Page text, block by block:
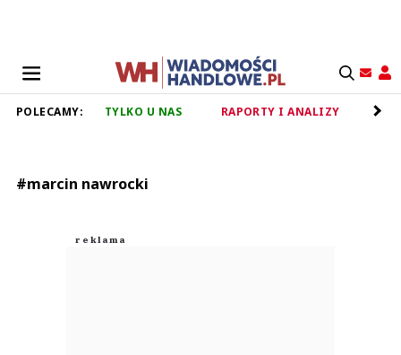
POLECAMY: TYLKO U NAS RAPORTY I ANALIZY
#marcin nawrocki